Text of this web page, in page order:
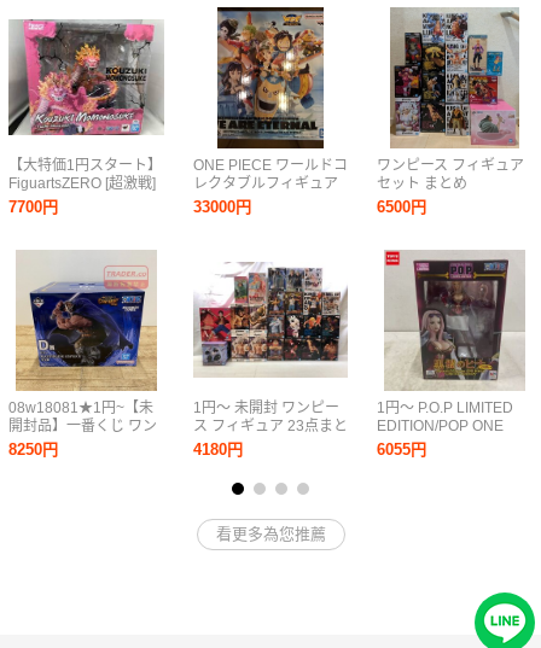
【大特価1円スタート】
FiguartsZERO [超激戦]
光月モモの助 -双龍図-
ワンピース
7700円
08w18081★1円~【未
開封品】一番くじ ワン
ピース エルバフ編
GIANT BASH!! Vol.1 D
8250円
ONE PIECE ワールドコ
レクタブルフィギュア
PREMIUM -WE ARE
ETERNAL-他一番くじB
33000円
1円～ 未開封 ワンピー
ス フィギュア 23点まと
め ルフィ ゾロ サンジ
ミホーク くま ボニー
ミホーク 一番くじ 他
☆良品☆[30-0804-
7M11]
4180円
ワンピース フィギュア
セット まとめ
ONEPIECE 一番くじ ル
フィ ボニー くま マル
白ひげ リンリン カタク
6500円
1円～ P.O.P LIMITED
EDITION/POP ONE
PIECE 黒檻のヒナ 再販
6055円
看更多為您推薦